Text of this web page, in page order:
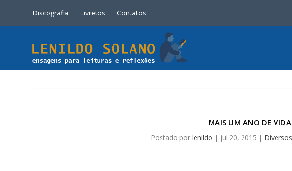
Discografia Livretos Contatos
MAIS UM ANO DE VIDA
Postado por lenildo | jul 20, 2015 | Diversos